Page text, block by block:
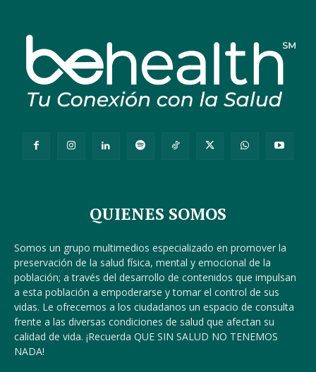
QUIENES SOMOS
Somos un grupo multimedios especializado en promover la
preservación de la salud física, mental y emocional de la
población; a través del desarrollo de contenidos que impulsan
a esta población a empoderarse y tomar el control de sus
vidas. Le ofrecemos a los ciudadanos un espacio de consulta
frente a las diversas condiciones de salud que afectan su
calidad de vida. ¡Recuerda QUE SIN SALUD NO TENEMOS
NADA!